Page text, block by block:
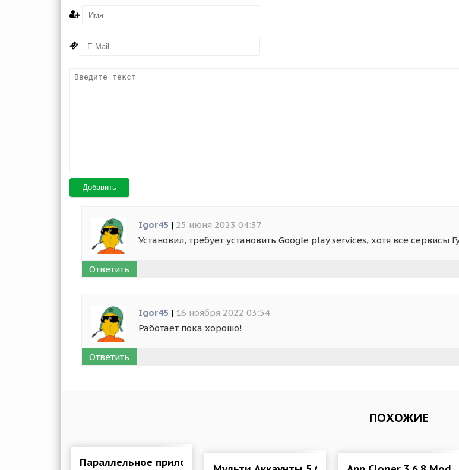
Добавить
Igor45 | 25 июня 2023 04:37
Установил, требует установить Google play services, хотя все
Ответить
Igor45 | 16 ноября 2022 03:54
Работает пока хорошо!
Ответить
ПОХОЖИЕ
Параллельное приложение 6.0.8 Mod (VIP)